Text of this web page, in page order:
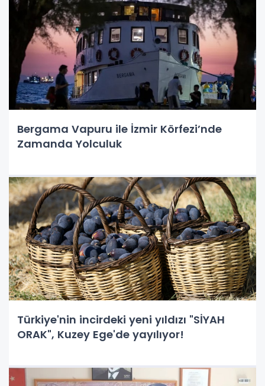
Bergama Vapuru ile İzmir Körfezi’nde
Zamanda Yolculuk
Türkiye'nin incirdeki yeni yıldızı "SİYAH
ORAK", Kuzey Ege'de yayılıyor!